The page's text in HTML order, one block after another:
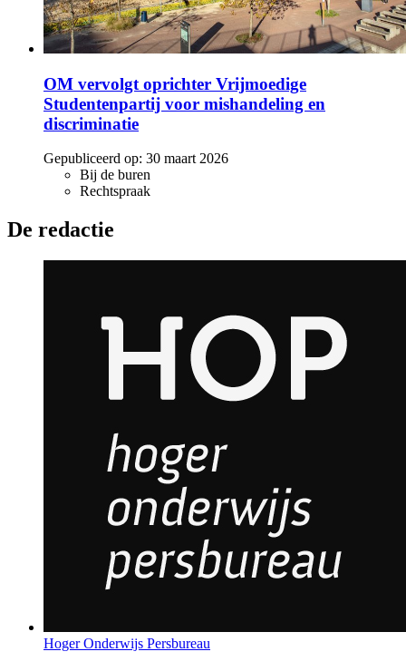
OM vervolgt oprichter Vrijmoedige
Studentenpartij voor mishandeling en
discriminatie
Gepubliceerd op: 30 maart 2026
Bij de buren
Rechtspraak
De redactie
Hoger Onderwijs Persbureau